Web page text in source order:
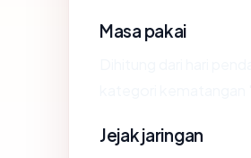
Masa pakai
Jejak jaringan